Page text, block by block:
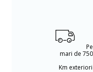
mari de
Km